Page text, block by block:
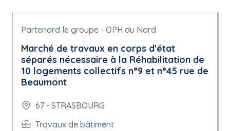
Partenord le groupe - OPH du Nord
Marché de travaux en corps d'état
séparés nécessaire à la Réhabilitation de
10 logements collectifs n°9 et n°45 rue de
Beaumont
67 - STRASBOURG
Travaux de bâtiment